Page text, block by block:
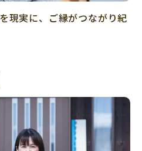
現実に、ご縁がつながり紀